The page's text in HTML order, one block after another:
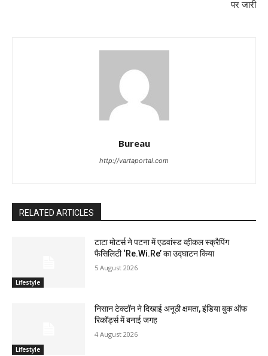
पर जारी
Bureau
http://vartaportal.com
RELATED ARTICLES
Lifestyle
टाटा मोटर्स ने पटना में एडवांस्ड व्हीकल स्क्रैपिंग
फैसिलिटी ‘Re.Wi.Re’ का उद्घाटन किया
5 August 2026
Lifestyle
निसान टेक्टॉन ने दिखाई अनूठी क्षमता, इंडिया बुक ऑफ
रिकॉर्ड्स में बनाई जगह
4 August 2026